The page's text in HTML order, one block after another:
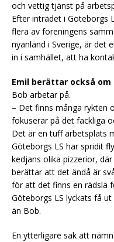
och vettig tjänst på
Efter inträdet i Göteborgs
flera av föreningens
nyanländ i Sverige, är det
in i samhället, att ha
Emil berättar också om
Bob arbetar på.
– Det finns många rykten
fokuserar på det fackliga
Det är en tuff arbetsplats
Göteborgs LS har spridit
kedjans olika pizzerior,
berättar att det ändå är
för att det finns en rädsla
Göteborgs LS lyckats få
än Bob.
En ytterligare sak att